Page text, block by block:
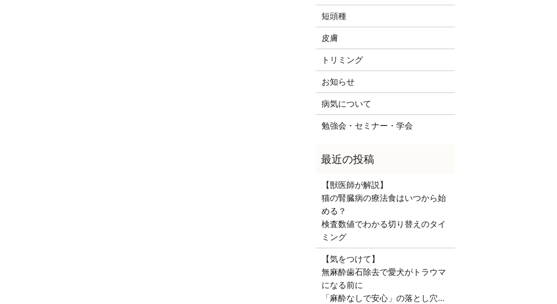
短頭種
皮膚
トリミング
お知らせ
病気について
勉強会・セミナー・学会
【獣医師が解説】
猫の腎臓病の療法食はいつから始
める？
検査数値でわかる切り替えのタイ
ミング
【気をつけて】
無麻酔歯石除去で愛犬がトラウマ
になる前に
「麻酔なしで安心」の落とし穴…